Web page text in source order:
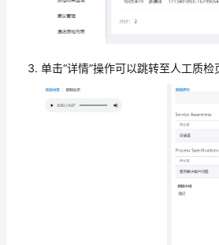
单击“详情”操作可以跳转至人工质检